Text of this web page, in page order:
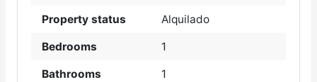
Property status Alquilado
Bedrooms 1
Bathrooms 1